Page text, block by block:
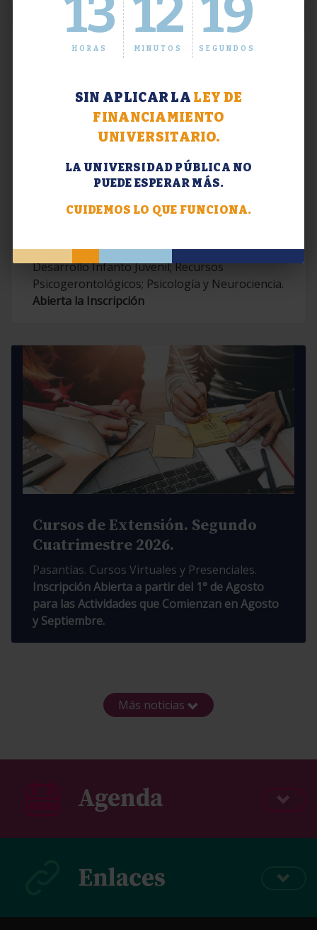
13
HORAS
12
MINUTOS
19
SEGUNDOS
SIN APLICAR LA LEY DE
FINANCIAMIENTO
UNIVERSITARIO.
LA UNIVERSIDAD PÚBLICA NO
PUEDE ESPERAR MÁS.
CUIDEMOS LO QUE FUNCIONA.
Extensión. Diplomaturas 2026.
Contemporáneas; Problemáticas en el
Desarrollo Infanto Juvenil; Recursos
Psicogerontológicos; Psicología y Neurociencia.
Abierta la Inscripción
Cursos de Extensión. Segundo
Cuatrimestre 2026.
Pasantías. Cursos Virtuales y Presenciales.
Inscripción Abierta a partir del 1° de Agosto
para las Actividades que Comienzan en Agosto
y Septiembre.
Más noticias